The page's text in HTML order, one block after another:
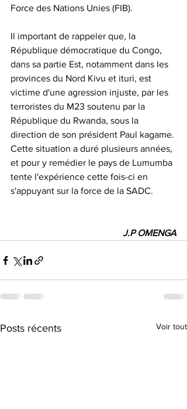
Force des Nations Unies (FIB).
Il important de rappeler que, la
République démocratique du Congo,
dans sa partie Est, notamment dans les
provinces du Nord Kivu et ituri, est
victime d'une agression injuste, par les
terroristes du M23 soutenu par la
République du Rwanda, sous la
direction de son président Paul kagame.
Cette situation a duré plusieurs années,
et pour y remédier le pays de Lumumba
tente l'expérience cette fois-ci en
s'appuyant sur la force de la SADC.
J.P OMENGA
Posts récents Voir tout